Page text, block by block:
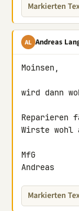
Markierten
AL Andreas
Moinsen,
wird dann
Reparieren
Wirste wohl
MfG
Andreas
Markierten